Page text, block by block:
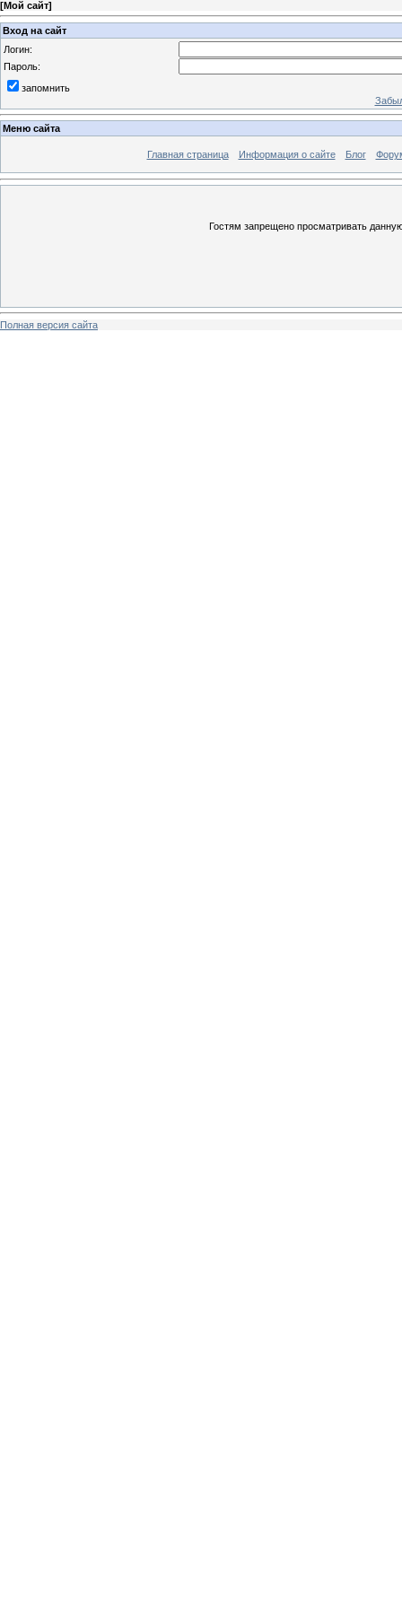
[Мой сайт]
Вход на сайт
Логин:
Пароль:
запомнить
Меню сайта
Главная страница Информация о сайте Блог
Гостям запрещено просматривать
Полная версия сайта